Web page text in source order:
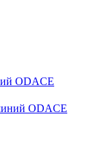
ODACE